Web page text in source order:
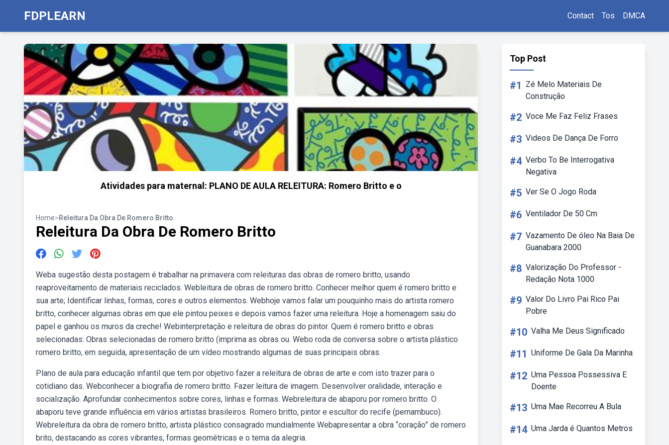
FDPLEARN Contact Tos DMCA
Atividades para maternal: PLANO DE AULA RELEITURA: Romero Britto e o
Home>Releitura Da Obra De Romero Britto
Releitura Da Obra De Romero Britto
Weba sugestão desta postagem é trabalhar na primavera com releituras das obras de romero britto, usando
reaproveitamento de materiais reciclados. Webleitura de obras de romero britto. Conhecer melhor quem é romero britto e
sua arte; Identificar linhas, formas, cores e outros elementos. Webhoje vamos falar um pouquinho mais do artista romero
britto, conhecer algumas obras em que ele pintou peixes e depois vamos fazer uma releitura. Hoje a homenagem saiu do
papel e ganhou os muros da creche! Webinterpretação e releitura de obras do pintor. Quem é romero britto e obras
selecionadas: Obras selecionadas de romero britto (imprima as obras ou. Webo roda de conversa sobre o artista plástico
romero britto, em seguida, apresentação de um vídeo mostrando algumas de suas principais obras.
Plano de aula para educação infantil que tem por objetivo fazer a releitura de obras de arte e com isto trazer para o
cotidiano das. Webconhecer a biografia de romero britto. Fazer leitura de imagem. Desenvolver oralidade, interação e
socialização. Aprofundar conhecimentos sobre cores, linhas e formas. Webreleitura de abaporu por romero britto. O
abaporu teve grande influência em vários artistas brasileiros. Romero britto, pintor e escultor do recife (pernambuco).
Webreleitura da obra de romero britto, artista plástico consagrado mundialmente Webapresentar a obra “coração” de romero
brito, destacando as cores vibrantes, formas geométricas e o tema da alegria.
Top Post
#1
Zé Melo Materiais De
Construção
#2 Voce Me Faz Feliz Frases
#3 Videos De Dança De Forro
#4 Verbo To Be Interrogativa
Negativa
#5 Ver Se O Jogo Roda
#6 Ventilador De 50 Cm
#7 Vazamento De óleo Na Baia De
Guanabara 2000
#8 Valorização Do Professor -
Redação Nota 1000
#9 Valor Do Livro Pai Rico Pai
Pobre
#10 Valha Me Deus Significado
#11 Uniforme De Gala Da Marinha
#12 Uma Pessoa Possessiva E
Doente
#13 Uma Mae Recorreu A Bula
#14 Uma Jarda é Quantos Metros